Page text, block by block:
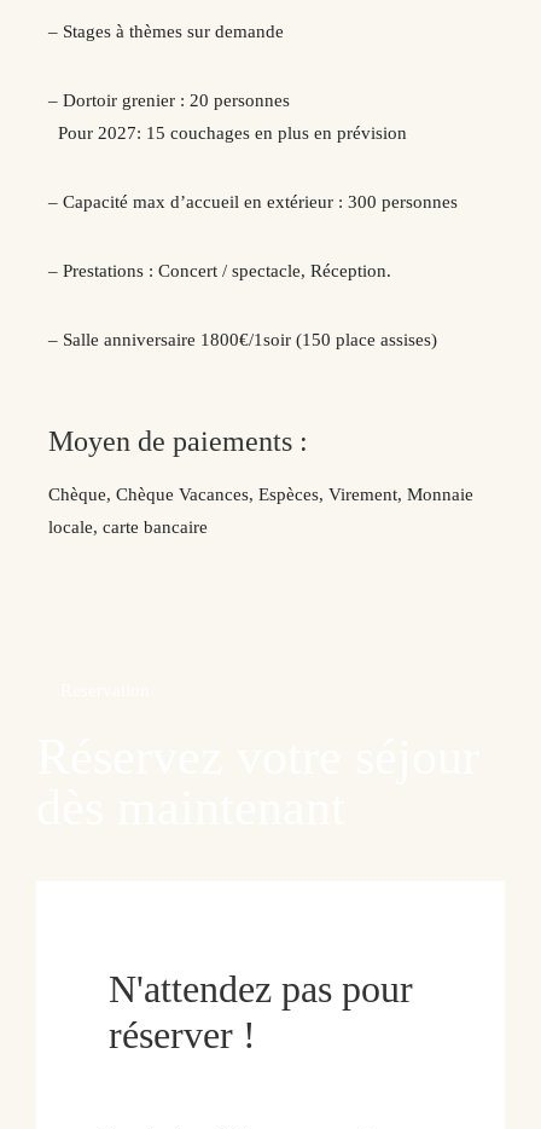
– Stages à thèmes sur demande
– Dortoir grenier : 20 personnes
Pour 2027: 15 couchages en plus en prévision
– Capacité max d’accueil en extérieur : 300 personnes
– Prestations : Concert / spectacle, Réception.
– Salle anniversaire 1800€/1soir (150 place assises)
Moyen de paiements :
Chèque, Chèque Vacances, Espèces, Virement, Monnaie
locale, carte bancaire
N'attendez pas pour
réserver !